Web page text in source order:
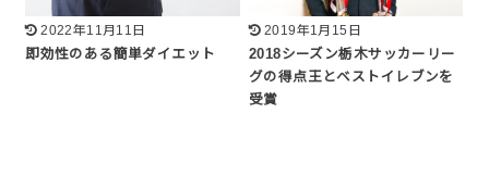
2022年11月11日
即効性のある簡単ダイエット
2019年1月15日
2018シーズン栃木サッカーリー
グの得点王とベストイレブンを
受賞